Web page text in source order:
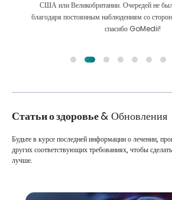
Мы сделали правильный выбор, выбрав
лечения сохраняют с нами
Статьи о здоровье& Обновления
Будьте в курсе последней информации о лечении,
других соответствующих требованиях, чтобы
лучше.